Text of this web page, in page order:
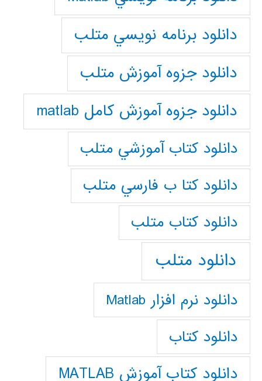
دانلود برنامه نويسي متلب
دانلود جزوه آموزش متلب
دانلود جزوه آموزش کامل matlab
دانلود كتاب آموزشي متلب
دانلود كتا ب فارسي متلب
دانلود كتاب متلب
دانلود متلب
دانلود نرم افزار Matlab
دانلود کتاب
دانلود کتاب آموزش MATLAB